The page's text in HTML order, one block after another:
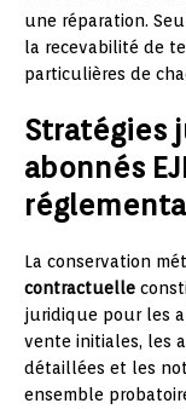
une réparation.
la recevabilité de
particulières de
Stratégies
abonnés
La conservation
contractuelle
juridique pour les
vente initiales, les
détaillées et les
ensemble